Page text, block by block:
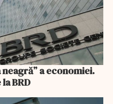
a economiei.
BRD